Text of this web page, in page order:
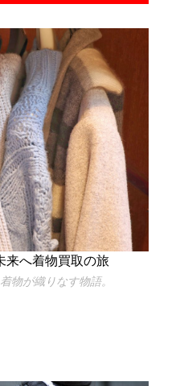
来へ着物買取の旅
物が織りなす物語。